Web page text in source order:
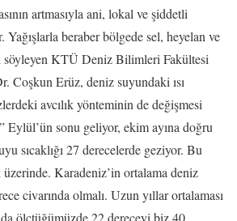
artmasıyla ani, lokal ve şiddetli
Yağışlarla beraber bölgede sel, heyelan ve
söyleyen KTÜ Deniz Bilimleri Fakültesi
Coşkun Erüz, deniz suyundaki ısı
avcılık yönteminin de değişmesi
Eylül’ün sonu geliyor, ekim ayına doğru
sıcaklığı 27 derecelerde geziyor. Bu
Karadeniz’in ortalama deniz
civarında olmalı. Uzun yıllar ortalaması
ölçtüğümüzde 22 dereceyi biz 40